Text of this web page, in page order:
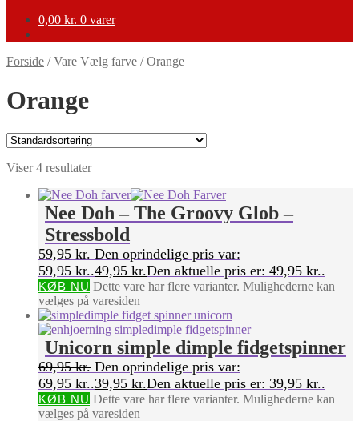
0,00 kr. 0 varer
Forside /Vare Vælg farve /Orange
Orange
Viser 4 resultater
Nee Doh – The Groovy Glob –
Stressbold
59,95kr. Den oprindelige pris var:
59,95 kr..49,95 kr.Den aktuelle pris er: 49,95 kr..
KØB NU Dette vare har flere varianter. Mulighederne kan
vælges på varesiden
Unicorn simple dimple fidgetspinner
69,95kr. Den oprindelige pris var:
69,95 kr..39,95 kr.Den aktuelle pris er: 39,95 kr..
KØB NU Dette vare har flere varianter. Mulighederne kan
vælges på varesiden